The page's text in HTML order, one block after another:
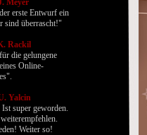
Meyer
erste Entwurf ein
sind überrascht!"
Rackil
die gelungene
Online-
Yalcin
super geworden.
Weiter so!